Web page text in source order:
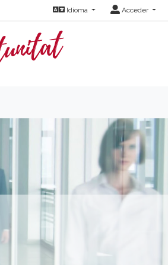
Idioma Acceder